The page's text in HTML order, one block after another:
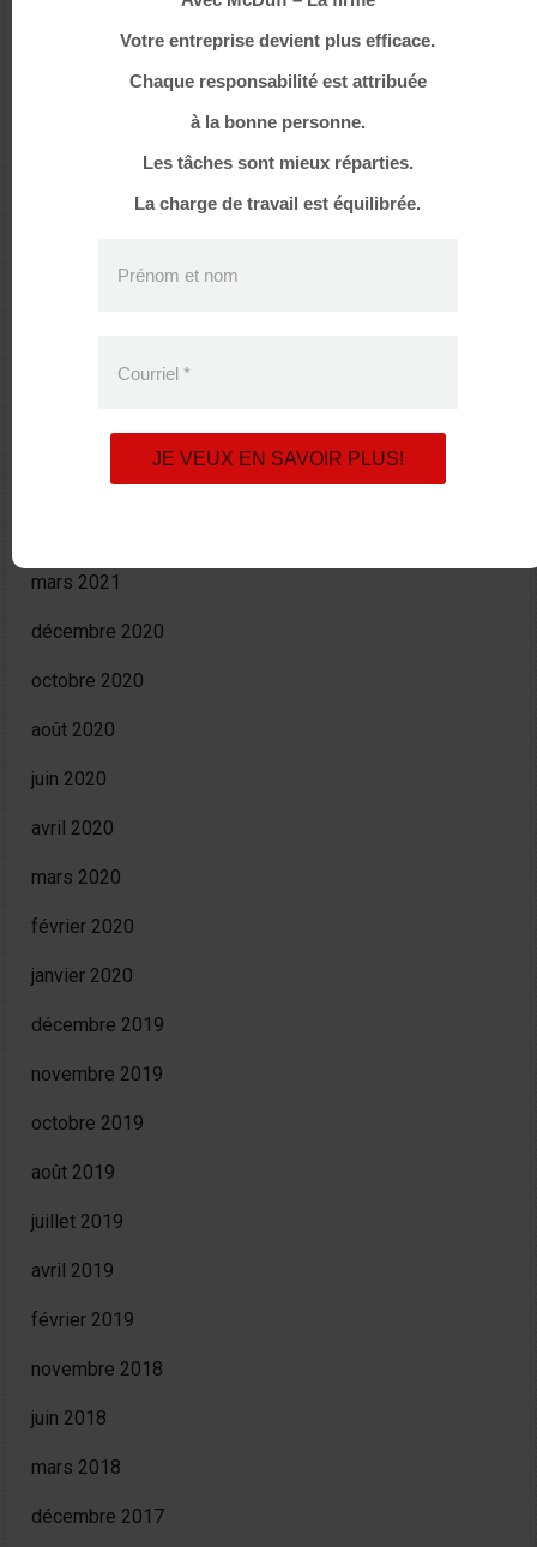
janvier 2023
novembre 2022
octobre 2021
juillet 2021
mars 2021
décembre 2020
octobre 2020
août 2020
juin 2020
avril 2020
mars 2020
février 2020
janvier 2020
décembre 2019
novembre 2019
octobre 2019
août 2019
juillet 2019
avril 2019
février 2019
novembre 2018
juin 2018
mars 2018
décembre 2017
Votre entreprise devient plus efficace.
Chaque responsabilité est attribuée
à la bonne personne.
Les tâches sont mieux réparties.
La charge de travail est équilibrée.
Prénom et nom
Courriel*
JE VEUX EN SAVOIR PLUS!